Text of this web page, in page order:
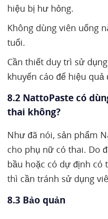
hiệu bị hư hỏng.
Không dùng viên uống
tuổi.
Cần thiết duy trì sử
khuyến cáo để hiệu
8.2 NattoPaste có
thai không?
Như đã nói, sản phẩm
cho phụ nữ có thai. Do
bầu hoặc có dự định
thì cần tránh sử dụng
8.3 Bảo quản